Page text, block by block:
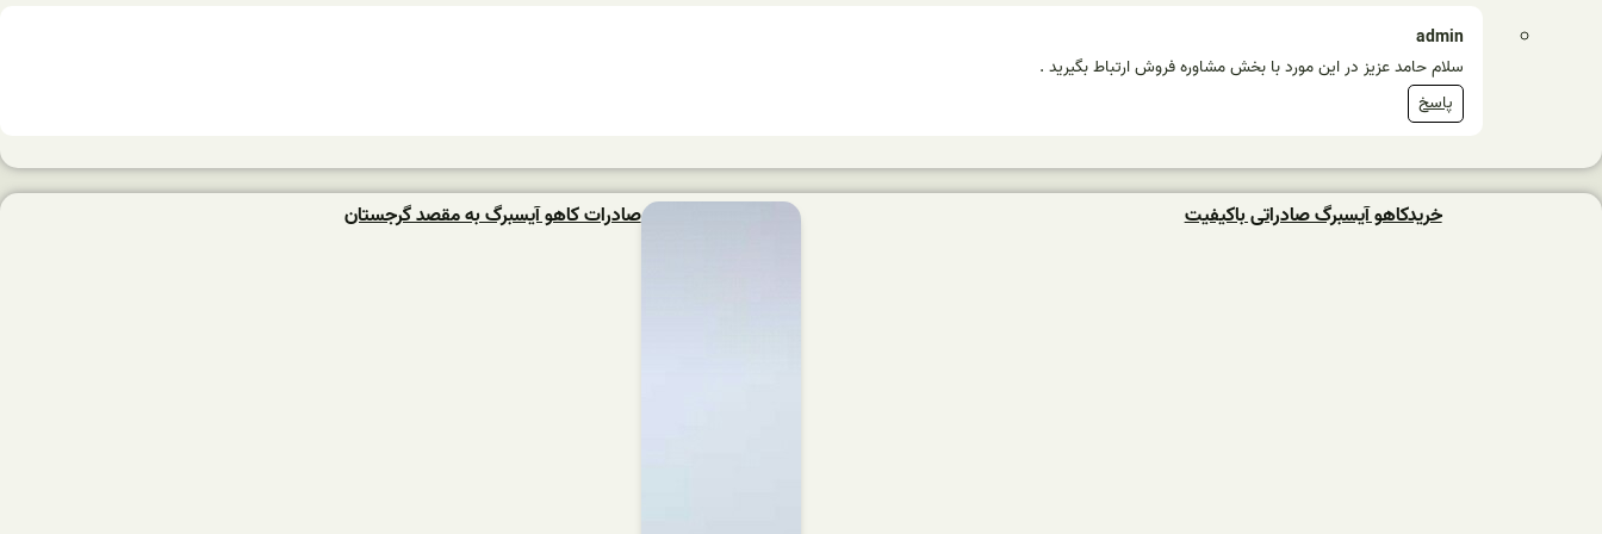
admin
سلام حامد عزیز در این مورد با بخش مشاوره فروش ارتباط بگیرید .
پاسخ
خریدکاهو آیسبرگ صادراتی باکیفیت صادرات کاهو آیسبرگ به مقصد گرجستان